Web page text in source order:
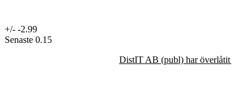
+/- -2.99
Senaste 0.15
DistIT AB (publ) har överlåtit